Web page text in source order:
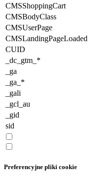
CMSShoppingCart
CMSBodyClass
CMSUserPage
CMSLandingPageLoaded
CUID
_dc_gtm_*
_ga
_ga_*
_gali
_gcl_au
_gid
sid
Preferencyjne pliki cookie